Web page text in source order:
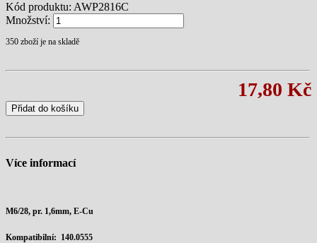
Kód produktu: AWP2816C
Množství:
350 zboží je na skladě
17,80 Kč
Přidat do košíku
Více informací
M6/28, pr. 1,6mm, E-Cu
Kompatibilní: 140.0555